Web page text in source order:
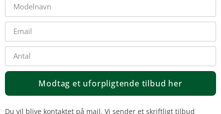
Modtag et uforpligtende tilbud her
Du vil blive kontaktet på mail. Vi sender et skriftligt tilbud